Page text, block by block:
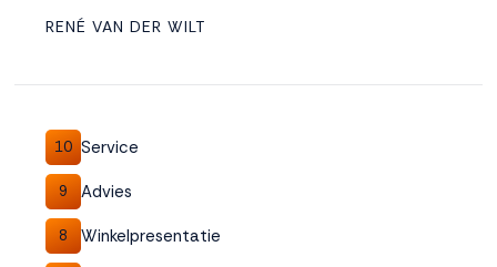
RENÉ VAN DER WILT
10 Service
9 Advies
8 Winkelpresentatie